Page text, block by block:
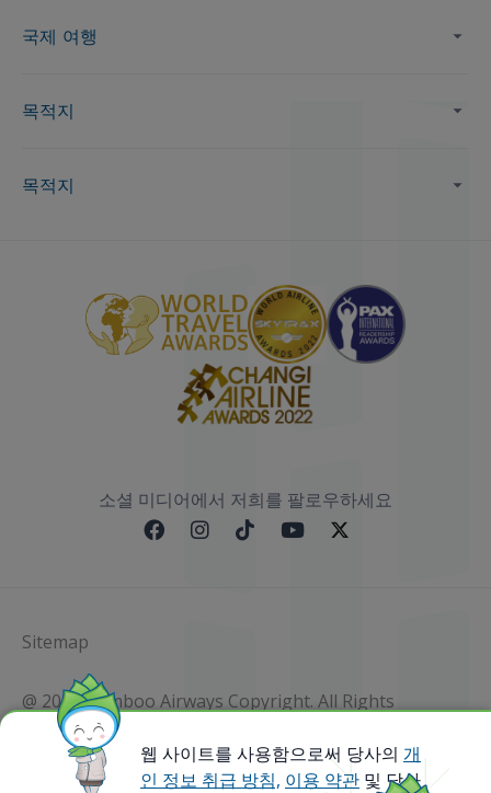
국제 여행
목적지
목적지
소셜 미디어에서 저희를 팔로우하세요
Sitemap
@ 2023 Bamboo Airways Copyright. All Rights
Reserved.
Business Registration Code: 010786737
웹 사이트를 사용함으로써 당사의 개
인 정보 취급 방침, 이용 약관 및 당사